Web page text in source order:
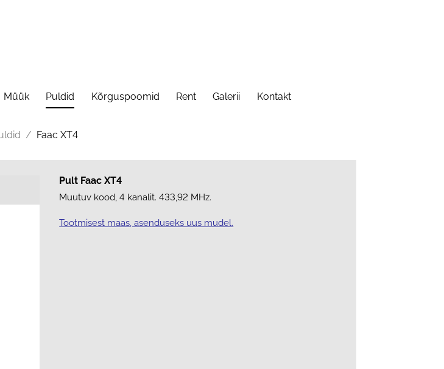
Müük Puldid Kõrguspoomid Rent Galerii Kontakt
/ Faac XT4
Pult Faac XT4
Muutuv kood, 4 kanalit. 433,92 MHz.
Tootmisest maas, asenduseks uus mudel.